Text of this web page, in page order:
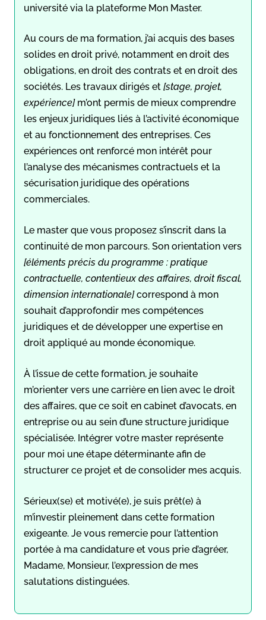
université via la plateforme Mon Master.
Au cours de ma formation, j’ai acquis des bases
solides en droit privé, notamment en droit des
obligations, en droit des contrats et en droit des
sociétés. Les travaux dirigés et [stage, projet,
expérience]m’ont permis de mieux comprendre
les enjeux juridiques liés à l’activité économique
et au fonctionnement des entreprises. Ces
expériences ont renforcé mon intérêt pour
l’analyse des mécanismes contractuels et la
sécurisation juridique des opérations
commerciales.
Le master que vous proposez s’inscrit dans la
continuité de mon parcours. Son orientation vers
[éléments précis du programme : pratique
contractuelle, contentieux des affaires, droit fiscal,
dimension internationale]correspond à mon
souhait d’approfondir mes compétences
juridiques et de développer une expertise en
droit appliqué au monde économique.
À l’issue de cette formation, je souhaite
m’orienter vers une carrière en lien avec le droit
des affaires, que ce soit en cabinet d’avocats, en
entreprise ou au sein d’une structure juridique
spécialisée. Intégrer votre master représente
pour moi une étape déterminante afin de
structurer ce projet et de consolider mes acquis.
Sérieux(se) et motivé(e), je suis prêt(e) à
m’investir pleinement dans cette formation
exigeante. Je vous remercie pour l’attention
portée à ma candidature et vous prie d’agréer,
Madame, Monsieur, l’expression de mes
salutations distinguées.